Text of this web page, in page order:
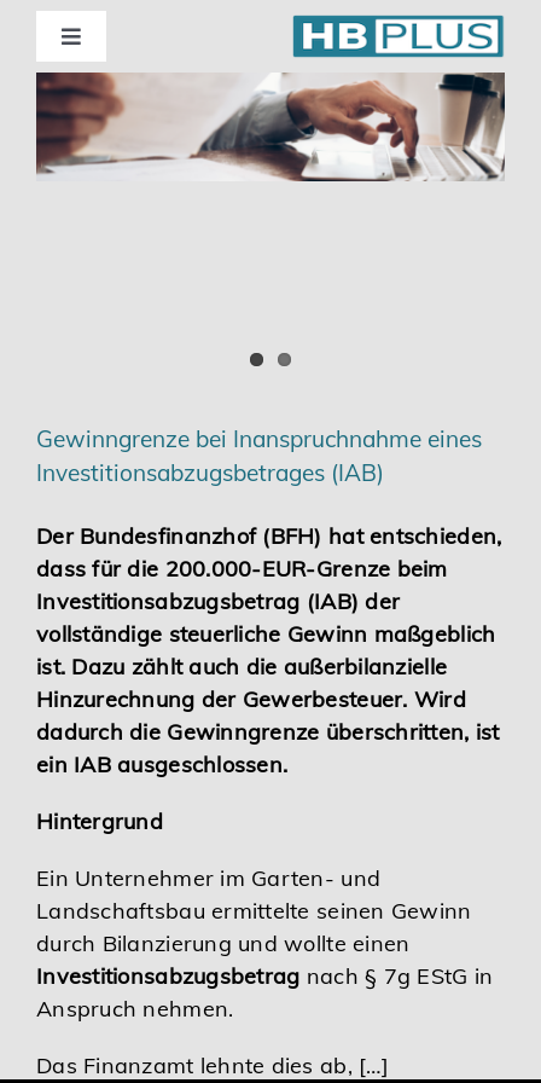
Skip
content
Toggle
Navigation
Standorte
Beratung
Karriere
Services
Gewinngrenze bei Inanspruchnahme eines
Investitionsabzugsbetrages (IAB)
Der Bundesfinanzhof (BFH) hat entschieden,
dass für die 200.000-EUR-Grenze beim
Investitionsabzugsbetrag (IAB) der
vollständige steuerliche Gewinn maßgeblich
ist. Dazu zählt auch die außerbilanzielle
Hinzurechnung der Gewerbesteuer. Wird
dadurch die Gewinngrenze überschritten, ist
ein IAB ausgeschlossen.
Hintergrund
Ein Unternehmer im Garten- und
Landschaftsbau ermittelte seinen Gewinn
durch Bilanzierung und wollte einen
Investitionsabzugsbetrag nach § 7g EStG in
Anspruch nehmen.
Das Finanzamt lehnte dies ab, […]